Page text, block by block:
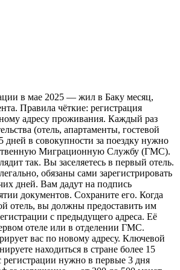
в мае 2025 — жил в Баку месяц,
Правила чёткие: регистрация
адресу проживания. Каждый раз
(отель, апартаменты, гостевой
дней в совокупности за поездку нужно
Миграционную Службу (ГМС).
так. Вы заселяетесь в первый отель.
обязаны сами зарегистрировать
дней. Вам дадут на подпись
документов. Сохраните его. Когда
отель, вы должны предоставить им
с предыдущего адреса. Её
отеле или в отделении ГМС.
вас по новому адресу. Ключевой
находиться в стране более 15
регистрации нужно в первые 3 дня